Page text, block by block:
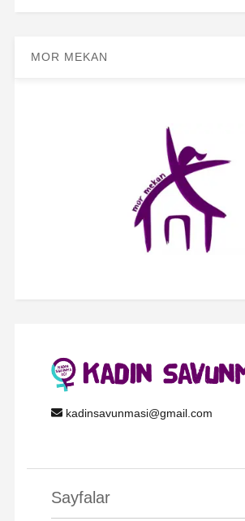
MOR MEKAN
kadinsavunmasi@gmail.com
Sayfalar